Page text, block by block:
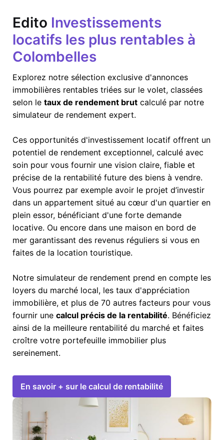
Edito Investissements
locatifs les plus rentables à
Colombelles
Explorez notre sélection exclusive d'annonces
immobilières rentables triées sur le volet, classées
selon le taux de rendement brut calculé par notre
simulateur de rendement expert.
Ces opportunités d'investissement locatif offrent un
potentiel de rendement exceptionnel, calculé avec
soin pour vous fournir une vision claire, fiable et
précise de la rentabilité future des biens à vendre.
Vous pourrez par exemple avoir le projet d’investir
dans un appartement situé au cœur d'un quartier en
plein essor, bénéficiant d'une forte demande
locative. Ou encore dans une maison en bord de
mer garantissant des revenus réguliers si vous en
faites de la location touristique.
Notre simulateur de rendement prend en compte les
loyers du marché local, les taux d'appréciation
immobilière, et plus de 70 autres facteurs pour vous
fournir une calcul précis de la rentabilité. Bénéficiez
ainsi de la meilleure rentabilité du marché et faites
croître votre portefeuille immobilier plus
sereinement.
En savoir + sur le calcul de rentabilité